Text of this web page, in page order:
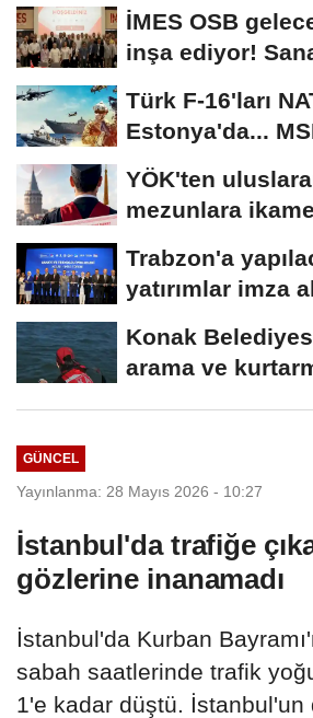
İMES OSB
inşa ediyor!
Türk F-16'ları
Estonya'da...
savunma
YÖK'ten
mezunlara
Trabzon'a
yatırımlar imza
Konak
arama ve
GÜNCEL
Yayınlanma: 28 Mayıs 2026 - 10:27
İstanbul'da trafiğe
gözlerine inanamadı
İstanbul'da Kurban
sabah saatlerinde trafik
1'e kadar düştü. İstanbul'un